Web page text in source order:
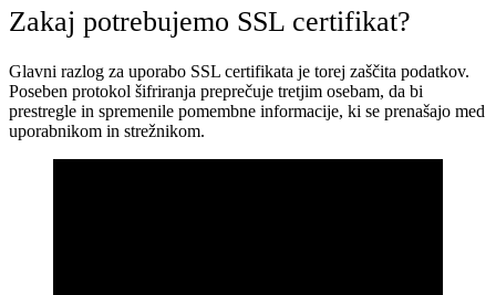
Zakaj potrebujemo SSL certifikat?
Glavni razlog za uporabo SSL certifikata je torej zaščita podatkov.
Poseben protokol šifriranja preprečuje tretjim osebam, da bi
prestregle in spremenile pomembne informacije, ki se prenašajo med
uporabnikom in strežnikom.